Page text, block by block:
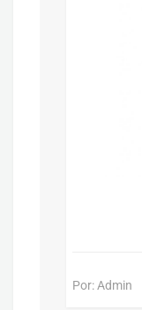
Por: Admin